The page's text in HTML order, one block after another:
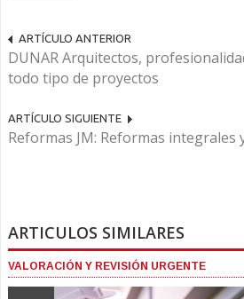
ARTÍCULO ANTERIOR
DUNAR Arquitectos,
todo tipo de proyectos
ARTÍCULO SIGUIENTE
Reformas JM: Reformas integrales
ARTICULOS SIMILARES
VALORACIÓN Y REVISIÓN URGENTE